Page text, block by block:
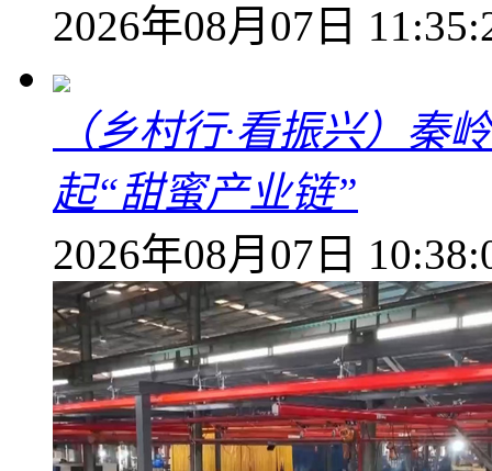
2026年08月07日
（乡村行·看振兴）秦
起“甜蜜产业链”
2026年08月07日